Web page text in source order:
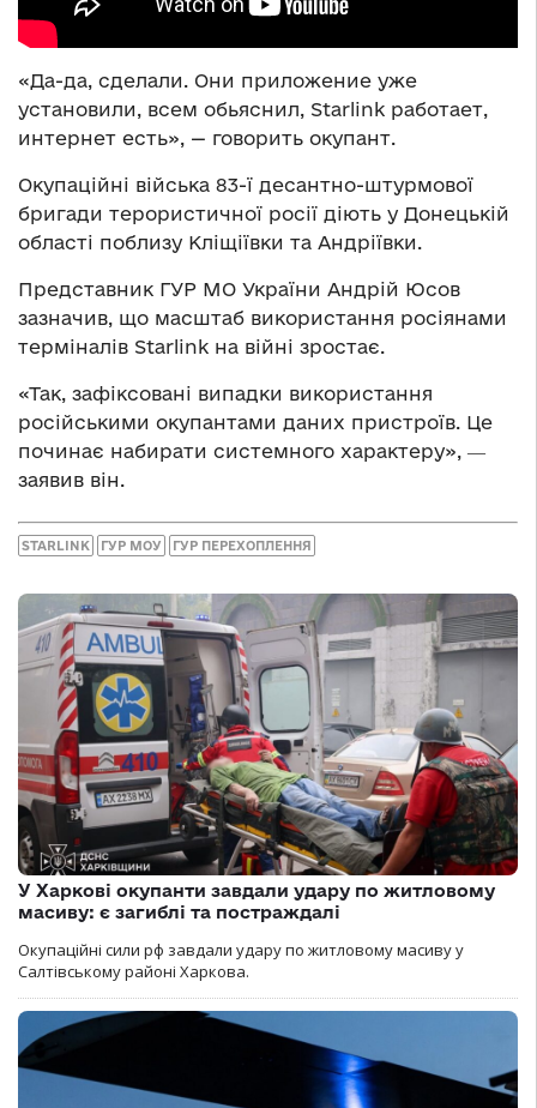
«Да-да, сделали. Они приложение уже
установили, всем обьяснил, Starlink работает,
интернет есть», — говорить окупант.
Окупаційні війська 83-ї десантно-штурмової
бригади терористичної росії діють у Донецькій
області поблизу Кліщіївки та Андріївки.
Представник ГУР МО України Андрій Юсов
зазначив, що масштаб використання росіянами
терміналів Starlink на війні зростає.
«Так, зафіксовані випадки використання
російськими окупантами даних пристроїв. Це
починає набирати системного характеру», ―
заявив він.
STARLINK ГУР МОУ ГУР ПЕРЕХОПЛЕННЯ
У Харкові окупанти завдали удару по житловому
масиву: є загиблі та постраждалі
Окупаційні сили рф завдали удару по житловому масиву у
Салтівському районі Харкова.